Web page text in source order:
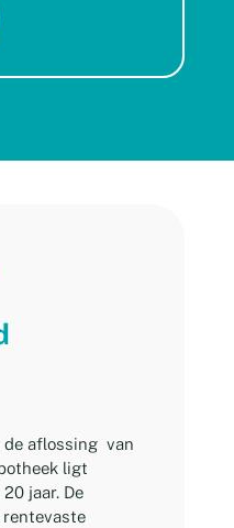
de aflossing van
ligt
jaar. De